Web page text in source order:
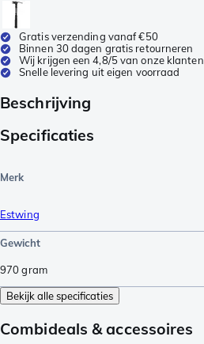
Gratis verzending vanaf €50
Binnen 30 dagen gratis retourneren
Wij krijgen een 4,8/5 van onze klanten
Snelle levering uit eigen voorraad
Beschrijving
Specificaties
Merk
Estwing
Gewicht
970gram
Bekijk alle specificaties
Combideals & accessoires